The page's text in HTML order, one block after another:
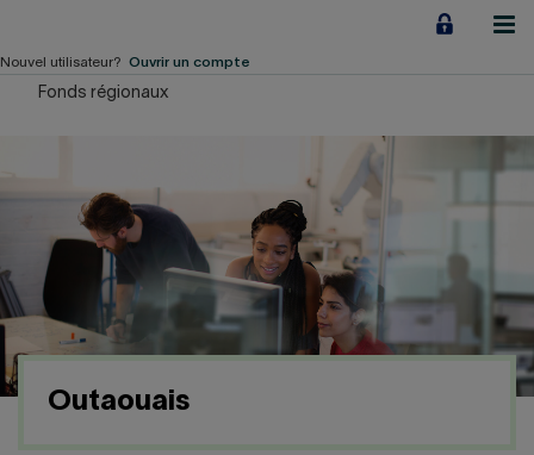
contenu
Financement d'entreprise
Notre Impact
À propos
Nouvel utilisateur? Ouvrir un compte
Fonds régionaux
Outaouais